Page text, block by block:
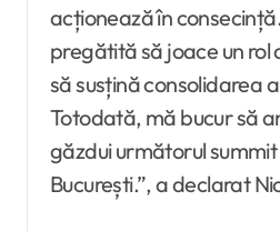
acționează în
pregătită să joace un rol
să susțină consolidarea
Totodată, mă bucur să
găzdui următorul summit
București.”, a declarat